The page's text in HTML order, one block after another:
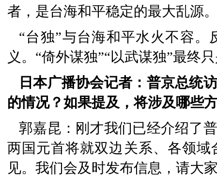
者，是台海和平稳定的最大乱源
“台独”与台海和平水火不容
义。“倚外谋独”“以武谋独”最终
日本广播协会记者：普京总统
的情况？如果提及，将涉及哪些
郭嘉昆：刚才我们已经介绍了
两国元首将就双边关系、各领
见。我们会及时发布信息，请大